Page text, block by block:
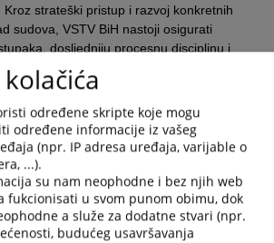
strateški pristup i razvoj konkretnih
sudova, VSTV BiH nastoji osigurati
dosljedniju procesnu disciplinu i
sudskih odluka.
kapaciteta pravosuđa“, koji financira
se niz aktivnosti usmjerenih na podršku
efikasnog i stručnog suđenja. Jedna
tom planu bio je okrugli sto pod nazivom
i kvaliteta kaznenih postupaka u ciljnim
i 11. lipnja 2025. godine u Sarajevu.
predstavnici sudova, kao i
razmijenili su iskustva i mišljenja o ključnim
određene skripte koje mogu
određene informacije iz vašeg
(npr. IP adresa uređaja, varijable o
...).
su nam neophodne i bez njih web
fukcionisati u svom punom obimu, dok
a služe za dodatne stvari (npr.
budućeg usavršavanja